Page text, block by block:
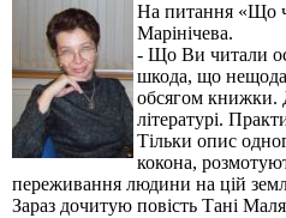
На питання «Що
Марінічева.
- Що Ви читали
шкода, що
обсягом книжки.
літературі.
Тільки опис
кокона,
переживання людини на цій
Зараз дочитую повість Тані